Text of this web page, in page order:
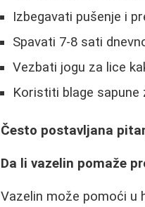
Izbegavati pušenje i
Spavati 7-8 sati
Vezbati jogu za lice
Koristiti blage sapune
Često postavljana
Da li vazelin pomaže
Vazelin može pomoći u